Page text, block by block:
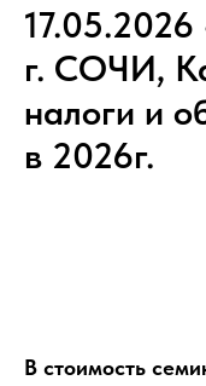
г. СОЧИ,
налоги и
в 2026г.
В стоимость